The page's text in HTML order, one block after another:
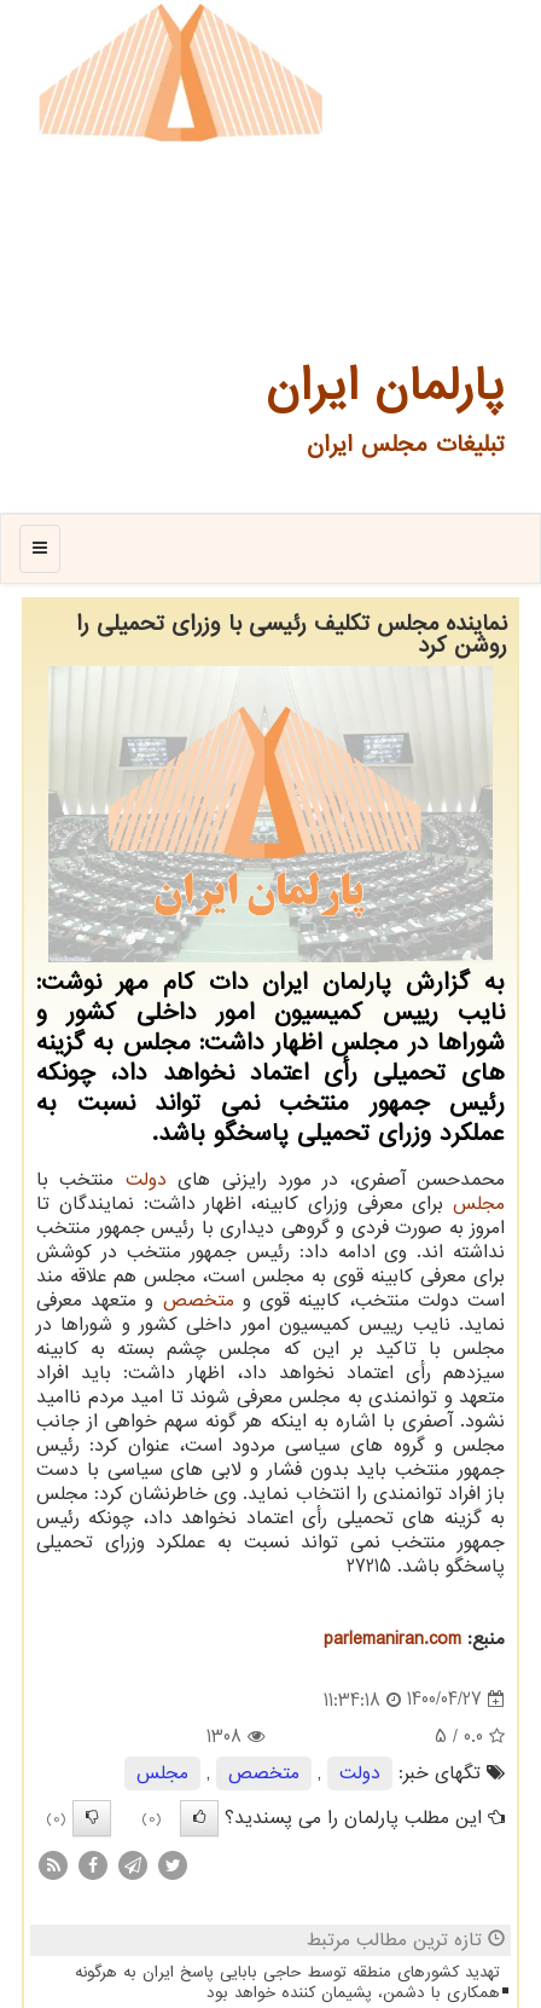
پارلمان ایران
تبلیغات مجلس ایران
منو
نماینده مجلس تكلیف رئیسی با وزرای تحمیلی را
روشن كرد
به گزارش پارلمان ایران دات کام مهر نوشت:
نایب رییس کمیسیون امور داخلی کشور و
شوراها در مجلس اظهار داشت: مجلس به گزینه
های تحمیلی رأی اعتماد نخواهد داد، چونکه
رئیس جمهور منتخب نمی تواند نسبت به
عملکرد وزرای تحمیلی پاسخگو باشد.
محمدحسن آصفری، در مورد رایزنی های دولت منتخب با
مجلس برای معرفی وزرای کابینه، اظهار داشت: نمایندگان تا
امروز به صورت فردی و گروهی دیداری با رئیس جمهور منتخب
نداشته اند. وی ادامه داد: رئیس جمهور منتخب در کوشش
برای معرفی کابینه قوی به مجلس است، مجلس هم علاقه مند
است دولت منتخب، کابینه قوی و متخصص و متعهد معرفی
نماید. نایب رییس کمیسیون امور داخلی کشور و شوراها در
مجلس با تاکید بر این که مجلس چشم بسته به کابینه
سیزدهم رأی اعتماد نخواهد داد، اظهار داشت: باید افراد
متعهد و توانمندی به مجلس معرفی شوند تا امید مردم ناامید
نشود. آصفری با اشاره به اینکه هر گونه سهم خواهی از جانب
مجلس و گروه های سیاسی مردود است، عنوان کرد: رئیس
جمهور منتخب باید بدون فشار و لابی های سیاسی با دست
باز افراد توانمندی را انتخاب نماید. وی خاطرنشان کرد: مجلس
به گزینه های تحمیلی رأی اعتماد نخواهد داد، چونکه رئیس
جمهور منتخب نمی تواند نسبت به عملکرد وزرای تحمیلی
پاسخگو باشد. 27215
منبع: parlemaniran.com
1400/04/27
11:34:18
0.0
/ 5
1308
تگهای خبر:
دولت , متخصص ,
مجلس
این مطلب پارلمان را می پسندید؟
(0)
(0)
تازه ترین مطالب مرتبط
تهدید کشورهای منطقه توسط حاجی بابایی پاسخ ایران به هرگونه
همکاری با دشمن، پشیمان کننده خواهد بود